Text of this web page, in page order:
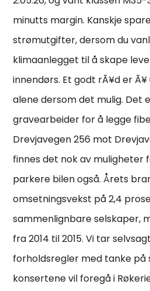
minutts margin. Kanskje
strømutgifter, dersom du
klimaanlegget til å skape
innendørs. Et godt rÃ¥d er
alene dersom det mulig. Det
gravearbeider for å legge
Drevjavegen 256 mot
finnes det nok av muligheter
parkere bilen også. Årets
omsetningsvekst på 2,4
sammenlignbare selskaper,
fra 2014 til 2015. Vi tar
forholdsregler med tanke på
konsertene vil foregå i